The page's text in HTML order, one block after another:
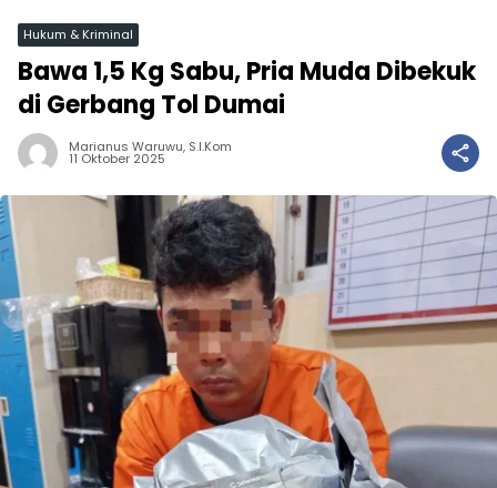
Hukum & Kriminal
Bawa 1,5 Kg Sabu, Pria Muda Dibekuk
di Gerbang Tol Dumai
Marianus Waruwu, S.I.Kom
11 Oktober 2025